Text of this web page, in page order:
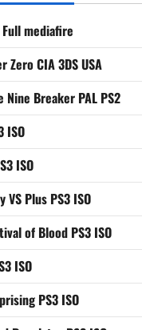
Full mediafire
Zero CIA 3DS USA
Nine Breaker PAL PS2
ISO
ISO
VS Plus PS3 ISO
of Blood PS3 ISO
ISO
PS3 ISO